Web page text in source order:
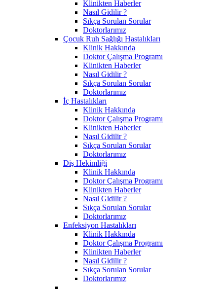
Klinikten Haberler
Nasıl Gidilir ?
Sıkça Sorulan Sorular
Doktorlarımız
Çocuk Ruh Sağlığı Hastalıkları
Klinik Hakkında
Doktor Çalışma Programı
Klinikten Haberler
Nasıl Gidilir ?
Sıkça Sorulan Sorular
Doktorlarımız
İç Hastalıkları
Klinik Hakkında
Doktor Çalışma Programı
Klinikten Haberler
Nasıl Gidilir ?
Sıkça Sorulan Sorular
Doktorlarımız
Diş Hekimliği
Klinik Hakkında
Doktor Çalışma Programı
Klinikten Haberler
Nasıl Gidilir ?
Sıkça Sorulan Sorular
Doktorlarımız
Enfeksiyon Hastalıkları
Klinik Hakkında
Doktor Çalışma Programı
Klinikten Haberler
Nasıl Gidilir ?
Sıkça Sorulan Sorular
Doktorlarımız